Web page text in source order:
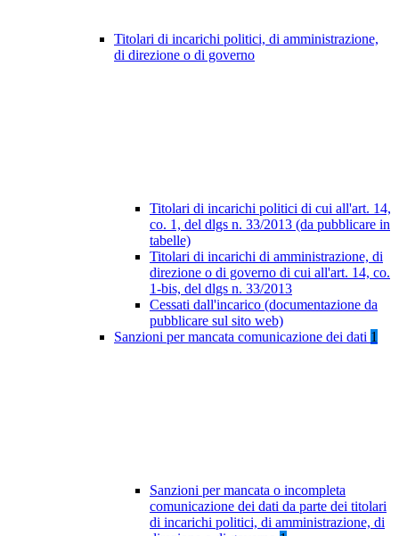
Titolari di incarichi politici, di amministrazione,
di direzione o di governo
Titolari di incarichi politici di cui all'art. 14,
co. 1, del dlgs n. 33/2013 (da pubblicare in
tabelle)
Titolari di incarichi di amministrazione, di
direzione o di governo di cui all'art. 14, co.
1-bis, del dlgs n. 33/2013
Cessati dall'incarico (documentazione da
pubblicare sul sito web)
Sanzioni per mancata comunicazione dei dati 1
Sanzioni per mancata o incompleta
comunicazione dei dati da parte dei titolari
di incarichi politici, di amministrazione, di